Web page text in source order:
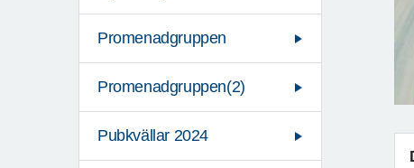
Promenadgruppen
Promenadgruppen(2)
Pubkvällar 2024